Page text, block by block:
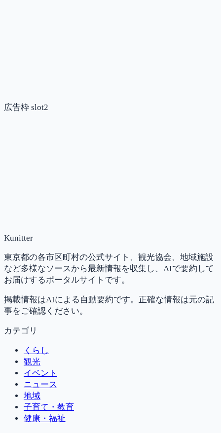
広告枠 slot2
Kunitter
東京都の各市区町村の公式サイト、観光協会、地域施設
など多様なソースから最新情報を収集し、AIで要約して
お届けするポータルサイトです。
掲載情報はAIによる自動要約です。正確な情報は元の記
事をご確認ください。
カテゴリ
くらし
観光
イベント
ニュース
地域
子育て・教育
健康・福祉